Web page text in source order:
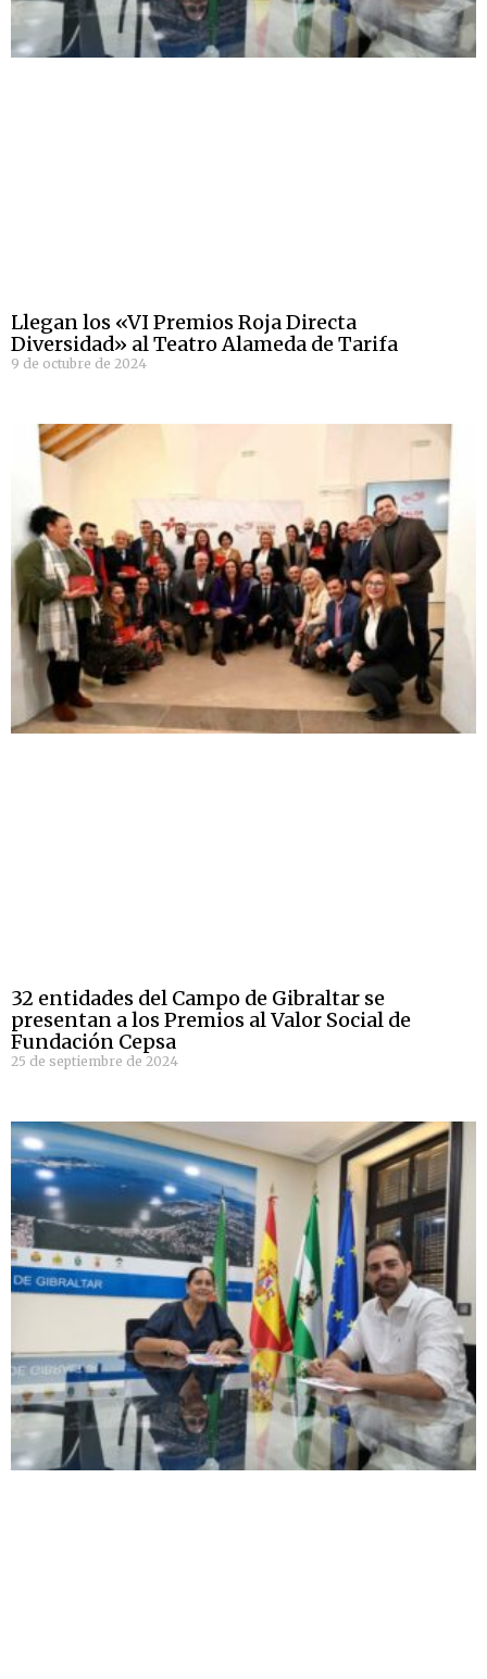
Llegan los «VI Premios Roja Directa
Diversidad» al Teatro Alameda de Tarifa
9 de octubre de 2024
32 entidades del Campo de Gibraltar se
presentan a los Premios al Valor Social de
Fundación Cepsa
25 de septiembre de 2024